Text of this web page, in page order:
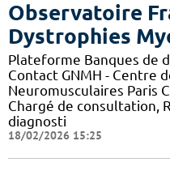
Observatoire
Dystrophies
Plateforme Banques de
Contact GNMH - Centre
Neuromusculaires Paris
Chargé de consultation,
diagnosti
18/02/2026 15:25